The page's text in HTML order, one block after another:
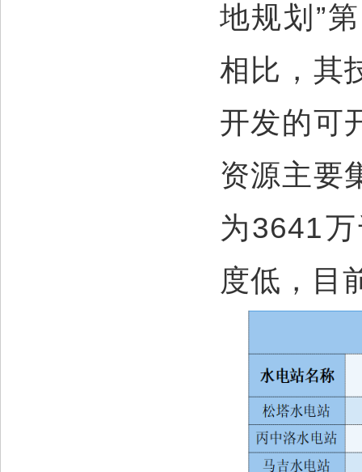
地规划”
相比，其
开发的可
资源主要
为3641
度低，目